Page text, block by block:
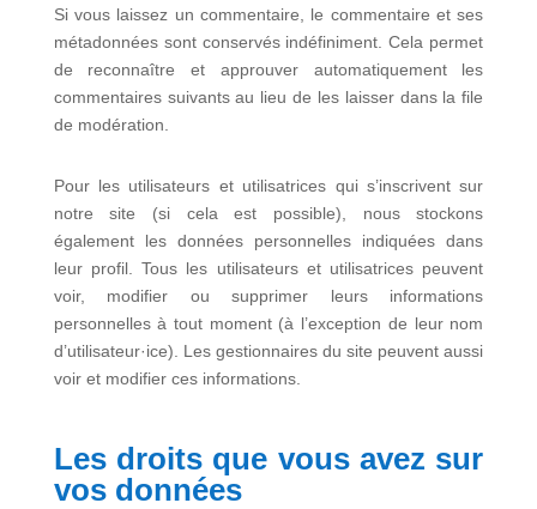
Si vous laissez un commentaire, le commentaire et ses
métadonnées sont conservés indéfiniment. Cela permet
de reconnaître et approuver automatiquement les
commentaires suivants au lieu de les laisser dans la file
de modération.
Pour les utilisateurs et utilisatrices qui s’inscrivent sur
notre site (si cela est possible), nous stockons
également les données personnelles indiquées dans
leur profil. Tous les utilisateurs et utilisatrices peuvent
voir, modifier ou supprimer leurs informations
personnelles à tout moment (à l’exception de leur nom
d’utilisateur·ice). Les gestionnaires du site peuvent aussi
voir et modifier ces informations.
Les droits que vous avez sur
vos données